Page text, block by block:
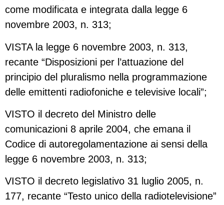
come modificata e integrata dalla legge 6
novembre 2003, n. 313;
VISTA la legge 6 novembre 2003, n. 313,
recante “Disposizioni per l’attuazione del
principio del pluralismo nella programmazione
delle emittenti radiofoniche e televisive locali”;
VISTO il decreto del Ministro delle
comunicazioni 8 aprile 2004, che emana il
Codice di autoregolamentazione ai sensi della
legge 6 novembre 2003, n. 313;
VISTO il decreto legislativo 31 luglio 2005, n.
177, recante “Testo unico della radiotelevisione”